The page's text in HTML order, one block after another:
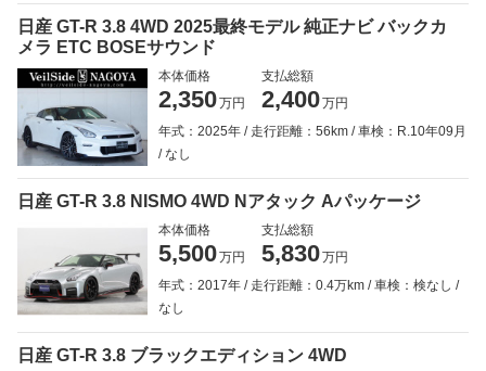
日産 GT-R 3.8 4WD 2025最終モデル 純正ナビ バックカ
メラ ETC BOSEサウンド
本体価格
2,350万円
支払総額
2,400万円
年式：2025年
走行距離：56km
車検：R.10年09月
なし
日産 GT-R 3.8 NISMO 4WD Nアタック Aパッケージ
本体価格
5,500万円
支払総額
5,830万円
年式：2017年
走行距離：0.4万km
車検：検なし
なし
日産 GT-R 3.8 ブラックエディション 4WD